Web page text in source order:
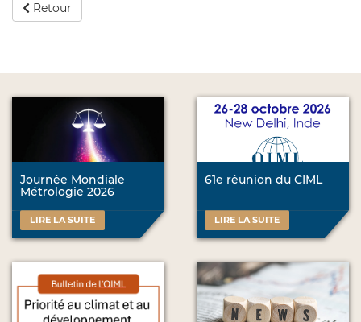
Retour
Journée Mondiale
Métrologie 2026
LIRE LA SUITE
61e réunion du CIML
LIRE LA SUITE